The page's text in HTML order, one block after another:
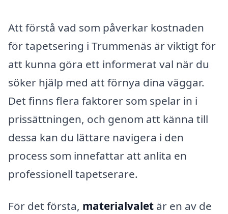
Att förstå vad som påverkar kostnaden
för tapetsering i Trummenäs är viktigt för
att kunna göra ett informerat val när du
söker hjälp med att förnya dina väggar.
Det finns flera faktorer som spelar in i
prissättningen, och genom att känna till
dessa kan du lättare navigera i den
process som innefattar att anlita en
professionell tapetserare.
För det första, materialvalet är en av de